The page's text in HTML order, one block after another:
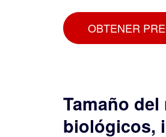
OBTENER
Tamaño
biológicos,